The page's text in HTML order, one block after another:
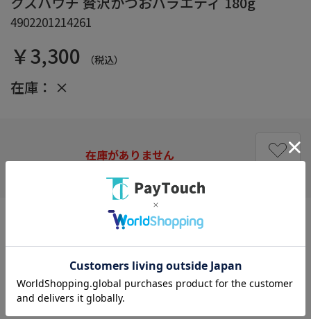
4902201214261
￥3,300 （税込）
在庫： ×
在庫がありません
お気に入り
味にうるさいネコちゃんにうれしい３種のかつおバラエティパッ
特徴：うれしい３種のかつおバラエティパック
原材料：【厳選かつお】魚介類（かつお、フィッシュエキス）、
調味料、増粘安定剤（加工でんぷん、増粘多糖類）、カラメル色
素、ビタミンＥ 【まぐろのかつお節添え】魚介類（かつお、まぐ
ろ、かつお節、フィッシュエキス）、その他